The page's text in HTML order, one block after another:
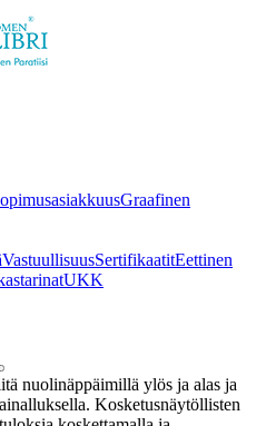
Graafinen
VastuullisuusSertifikaatitEettinen
UKK
nuolinäppäimillä ylös ja alas ja
Kosketusnäytöllisten